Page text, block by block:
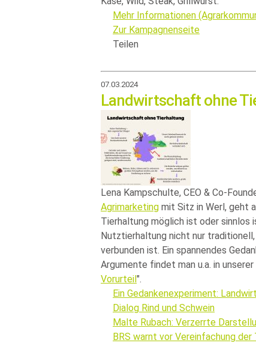
Mehr Informationen
Zur Kampagnenseite
Teilen
07.03.2024
Landwirtschaft ohne
Lena Kampschulte, CEO & Co-
Agrimarketing mit Sitz in Werl, geht
Tierhaltung möglich ist oder sinnlos
Nutztierhaltung nicht nur
verbunden ist. Ein spannendes
Argumente findet man u.a. in
Vorurteil .
Ein Gedankenexperiment:
Dialog Rind und Schwein
Malte Rubach: Verzerrte
BRS warnt vor Vereinfachung